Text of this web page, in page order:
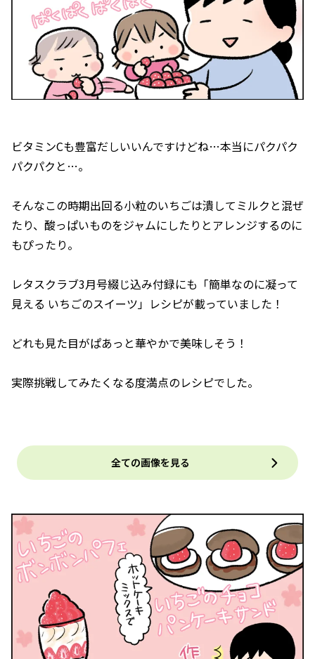
ビタミンCも豊富だしいいんですけどね…本当にパクパク
パクパクと…。
そんなこの時期出回る小粒のいちごは潰してミルクと混ぜ
たり、酸っぱいものをジャムにしたりとアレンジするのに
もぴったり。
レタスクラブ3月号綴じ込み付録にも「簡単なのに凝って
見える いちごのスイーツ」レシピが載っていました！
どれも見た目がぱあっと華やかで美味しそう！
実際挑戦してみたくなる度満点のレシピでした。
全ての画像を見る